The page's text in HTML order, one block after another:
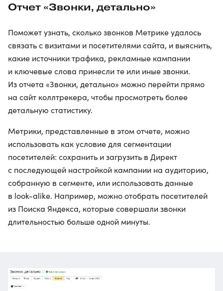
Отчет «Звонки, детально»
Поможет узнать, сколько звонков Метрике удалось
связать с визитами и посетителями сайта, и выяснить,
какие источники трафика, рекламные кампании
и ключевые слова принесли те или иные звонки.
Из отчета «Звонки, детально» можно перейти прямо
на сайт коллтрекера, чтобы просмотреть более
детальную статистику.
Метрики, представленные в этом отчете, можно
использовать как условие для сегментации
посетителей: сохранить и загрузить в Директ
с последующей настройкой кампании на аудиторию,
собранную в сегменте, или использовать данные
в look-alike. Например, можно отобрать посетителей
из Поиска Яндекса, которые совершали звонки
длительностью больше одной минуты.